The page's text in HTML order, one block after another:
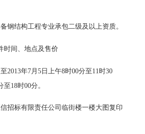
钢结构工程专业承包二级及以上资质。
时间、地点及售价
2013年7月5日上午8时00分至11时30
18时00分。
招标有限责任公司临街楼一楼大图复印